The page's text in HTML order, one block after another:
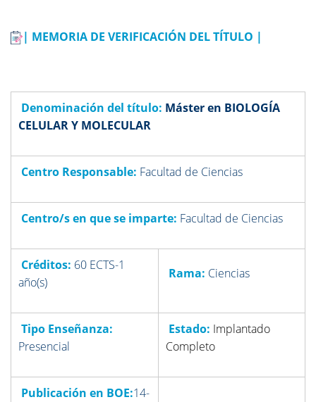
| MEMORIA DE VERIFICACIÓN DEL TÍTULO |
Denominación del título: Máster en BIOLOGÍA
CELULAR Y MOLECULAR
Centro Responsable: Facultad de Ciencias
Centro/s en que se imparte: Facultad de Ciencias
Créditos: 60 ECTS-1
año(s)
Rama: Ciencias
Tipo Enseñanza:
Presencial
Estado: Implantado
Completo
Publicación en BOE:14-